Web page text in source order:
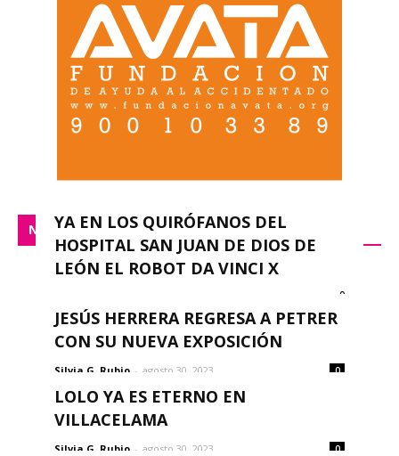
NACIONAL
YA EN LOS QUIRÓFANOS DEL
HOSPITAL SAN JUAN DE DIOS DE
LEÓN EL ROBOT DA VINCI X
0
JESÚS HERRERA REGRESA A PETRER
CON SU NUEVA EXPOSICIÓN
Silvia G. Rubio - agosto 30, 2023 0
LOLO YA ES ETERNO EN
VILLACELAMA
Silvia G. Rubio - agosto 30, 2023 0